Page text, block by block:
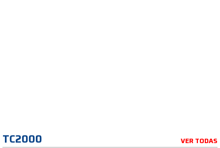
TC2000 VER TODAS